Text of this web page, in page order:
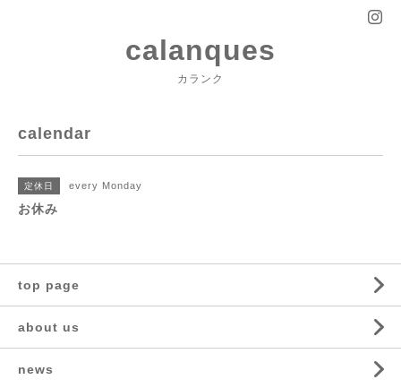
calanques
カランク
calendar
定休日 every Monday
お休み
top page
about us
news